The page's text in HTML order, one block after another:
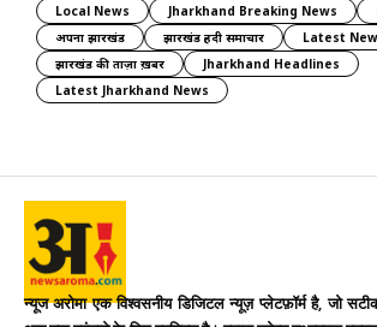
Local News
Jharkhand Breaking News
अपना झारखंड
झारखंड हिंदी समाचार
Latest
झारखंड की ताज़ा ख़बर
Jharkhand Headlines
Latest Jharkhand News
न्यूज अरोमा एक विश्वसनीय डिजिटल न्यूज़ प्लेटफ़ॉर्म है, जो